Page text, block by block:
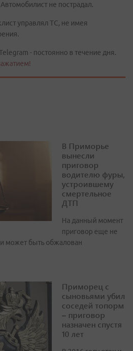
не пострадал.
управлял ТС, не имея
- постоянно в течение дня.
В Приморье
вынесли
приговор
водителю фуры,
устроившему
смертельное
ДТП
На данный момент
приговор еще не
может быть обжалован
Приморец с
сыновьями убил
соседей топорм
– приговор
назначен спустя
10 лет